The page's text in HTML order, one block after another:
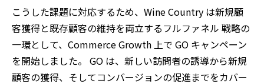
こうした課題に対応するため、 Wine Country は新規顧
客獲得と既存顧客の維持を両立するフルファネル 戦略の
一環として、 Commerce Growth上で GO キャンペーン
を開始しました。 GO は、新しい訪問者の誘導から新規
顧客の獲得、そしてコンバージョンの促進までをカバー